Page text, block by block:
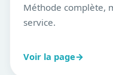
Méthode complète,
service.
Voir la page→